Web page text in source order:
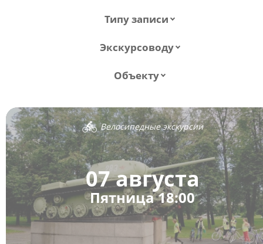
Типу записи
Экскурсоводу
Объекту
Велосипедные экскурсии
07 августа
Пятница 18:00